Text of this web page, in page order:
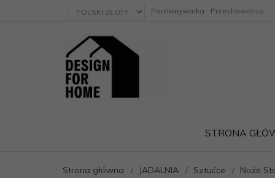
currency_h Porównywarka Przechowalnia
STRONA
Strona główna JADALNIA Sztućce Noże